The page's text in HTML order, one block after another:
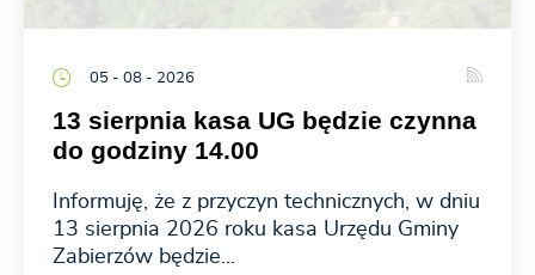
05 - 08 - 2026
13 sierpnia kasa UG będzie czynna
do godziny 14.00
Informuję, że z przyczyn technicznych, w dniu
13 sierpnia 2026 roku kasa Urzędu Gminy
Zabierzów będzie...